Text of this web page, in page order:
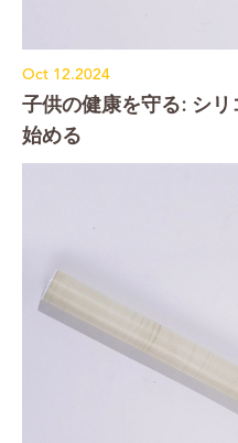
Oct 12.2024
子供の健康を守る: シ
始める